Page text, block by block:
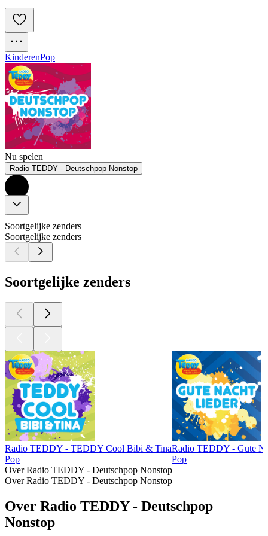
KinderenPop
Nu spelen
Radio TEDDY - Deutschpop Nonstop
Soortgelijke zenders
Soortgelijke zenders
Soortgelijke zenders
Radio TEDDY - TEDDY Cool Bibi & Tina
Pop
Radio TEDDY - Gute
Pop
Over Radio TEDDY - Deutschpop Nonstop
Over Radio TEDDY - Deutschpop Nonstop
Over Radio TEDDY - Deutschpop
Nonstop